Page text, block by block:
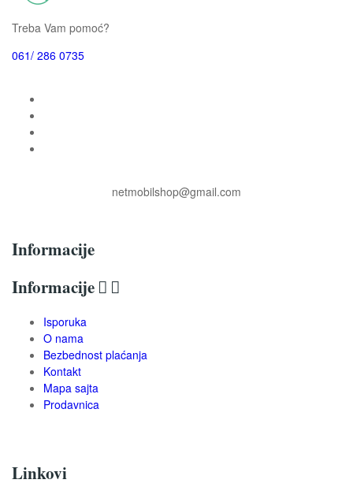
Treba Vam pomoć?
061/ 286 0735
netmobilshop@gmail.com
Informacije
Informacije  
Isporuka
O nama
Bezbednost plaćanja
Kontakt
Mapa sajta
Prodavnica
Linkovi